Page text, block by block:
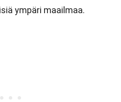
ympäri maailmaa.